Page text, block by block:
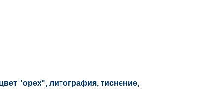
"орех", литография, тиснение,